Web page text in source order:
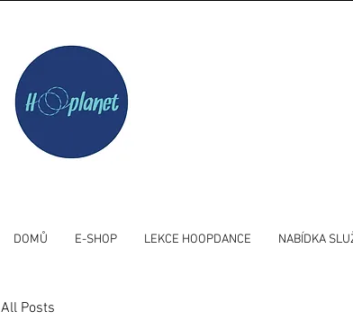
DOMŮ E-SHOP LEKCE HOOPDANCE NABÍDKA
All Posts